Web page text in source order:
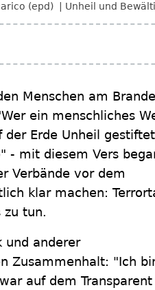
(epd) Unheil und
Menschen am
ein menschliches
der Erde Unheil
- mit diesem Vers
Verbände vor dem
klar machen:
zu tun.
und anderer
Zusammenhalt: "Ich
auf dem